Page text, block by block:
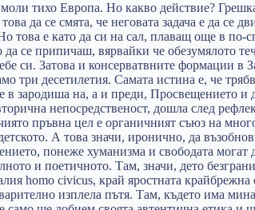
тихо Европа. Но какво действие?
да се смята, че неговата задача е да се
това е като да си на сал, плаващ още в по-
се припичаш, вярвайки че обезумялото
си. Затова и консерватвните формации в
три десетилетия. Самата истина е, че
в зародиша на, а и преди, Просвещението и
непосредственост, дошла след
пръвна цел е органичният съюз на
А това значи, иронично, да
понеже хуманизма и свободата могат
и поетичното. Там, значи, дето
homo civicus, край яростната крайбрежна
изплела пътя. Там, където има